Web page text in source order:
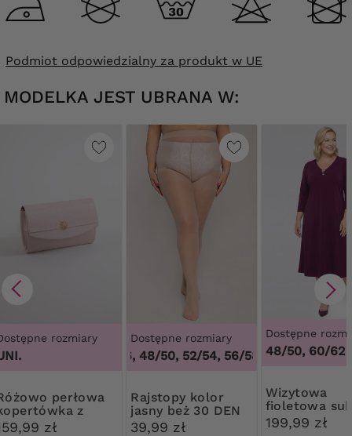
Podmiot odpowiedzialny za produkt w UE
MODELKA JEST UBRANA W:
rozmiary
z
zł
Dostępne rozmiary
44/46, 48/50, 52/54, 56/58, 60/62,44/46,
Rajstopy kolor
jasny beż 30 DEN
Ribessa
39,99 zł
Dostępne
48/50, 60/62
Wizytowa
fioletowa
z broszką
199,99 zł